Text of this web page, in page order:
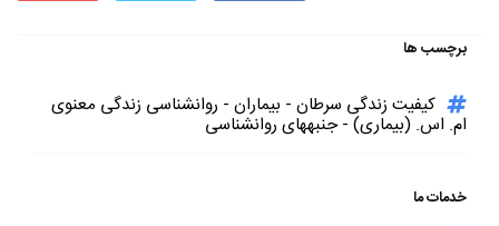
برچسب ها
کیفیت زندگی سرطان - بیماران - روانشناسی زندگی معنوی
ام. اس. (بیماری) - جنبههای روانشناسی
خدمات ما